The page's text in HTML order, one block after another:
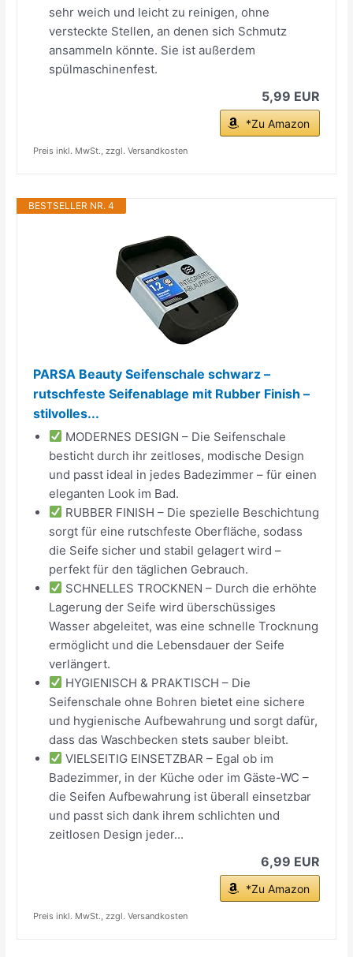
sehr weich und leicht zu reinigen, ohne
versteckte Stellen, an denen sich Schmutz
ansammeln könnte. Sie ist außerdem
spülmaschinenfest.
5,99 EUR
*Zu Amazon
Preis inkl. MwSt., zzgl. Versandkosten
BESTSELLER NR. 4
PARSA Beauty Seifenschale schwarz –
rutschfeste Seifenablage mit Rubber Finish –
stilvolles...
MODERNES DESIGN – Die Seifenschale
besticht durch ihr zeitloses, modische Design
und passt ideal in jedes Badezimmer – für einen
eleganten Look im Bad.
RUBBER FINISH – Die spezielle Beschichtung
sorgt für eine rutschfeste Oberfläche, sodass
die Seife sicher und stabil gelagert wird –
perfekt für den täglichen Gebrauch.
SCHNELLES TROCKNEN – Durch die erhöhte
Lagerung der Seife wird überschüssiges
Wasser abgeleitet, was eine schnelle Trocknung
ermöglicht und die Lebensdauer der Seife
verlängert.
HYGIENISCH & PRAKTISCH – Die
Seifenschale ohne Bohren bietet eine sichere
und hygienische Aufbewahrung und sorgt dafür,
dass das Waschbecken stets sauber bleibt.
VIELSEITIG EINSETZBAR – Egal ob im
Badezimmer, in der Küche oder im Gäste-WC –
die Seifen Aufbewahrung ist überall einsetzbar
und passt sich dank ihrem schlichten und
zeitlosen Design jeder...
6,99 EUR
*Zu Amazon
Preis inkl. MwSt., zzgl. Versandkosten